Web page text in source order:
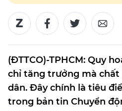
(ĐTTCO)-TPHCM: Quy
chỉ tăng trưởng mà chất
dân. Đây chính là tiêu
trong bản tin Chuyển